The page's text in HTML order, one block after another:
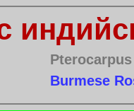
Burmese